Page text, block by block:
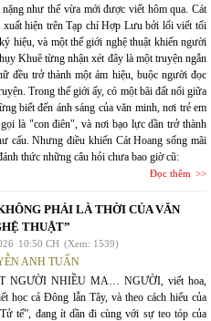
như thể vừa mới được viết hôm qua. Cát
hiện trên Tạp chí Hợp Lưu bởi lối viết tối
hiệu, và một thế giới nghệ thuật khiến người
Khuê từng nhận xét đây là một truyện ngắn
đều trở thành một ám hiệu, buộc người đọc
Trong thế giới ấy, có một bãi đất nổi giữa
biết đến ánh sáng của văn minh, nơi trẻ em
là "con điên", và nơi bạo lực dần trở thành
cấu. Nhưng điều khiến Cát Hoang sống mãi
thức những câu hỏi chưa bao giờ cũ:
Đọc thêm
PHẢI LÀ THỜI CỦA VĂN
THUẬT”
10:50 CH (Xem: 1539)
ANH TUẤN
NGƯỜI NHIỀU MA… NGƯỜI, viết hoa,
học cả Đông lẫn Tây, và theo cách hiểu của
tế”, đang ít dần đi cùng với sự teo tóp của